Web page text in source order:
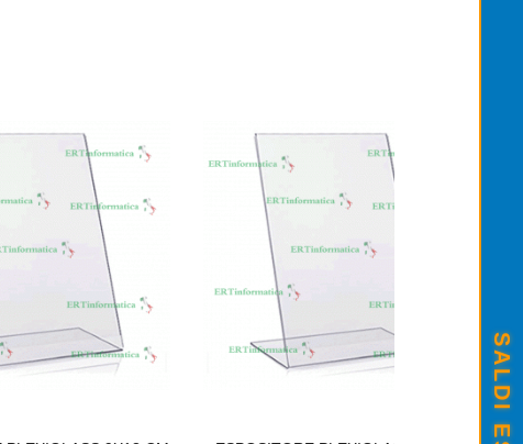
CARTUCCIA ORIGINALE CANON PG-513 C
€25,00